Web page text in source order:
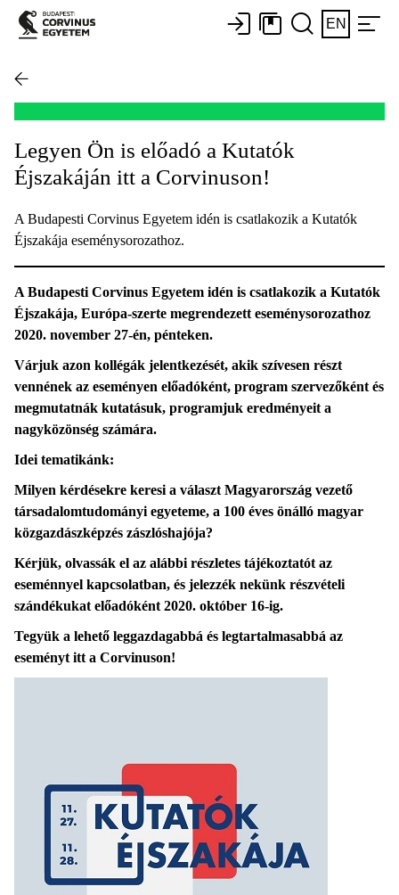
EN
Legyen Ön is előadó a Kutatók
Éjszakáján itt a Corvinuson!
A Budapesti Corvinus Egyetem idén is csatlakozik a Kutatók
Éjszakája eseménysorozathoz.
A Budapesti Corvinus Egyetem idén is csatlakozik a Kutatók
Éjszakája, Európa-szerte megrendezett eseménysorozathoz
2020. november 27-én, pénteken.
Várjuk azon kollégák jelentkezését, akik szívesen részt
vennének az eseményen előadóként, program szervezőként és
megmutatnák kutatásuk, programjuk eredményeit a
nagyközönség számára.
Idei tematikánk:
Milyen kérdésekre keresi a választ Magyarország vezető
társadalomtudományi egyeteme, a 100 éves önálló magyar
közgazdászképzés zászlóshajója?
Kérjük, olvassák el az alábbi részletes tájékoztatót az
eseménnyel kapcsolatban, és jelezzék nekünk részvételi
szándékukat előadóként 2020. október 16-ig.
Tegyük a lehető leggazdagabbá és legtartalmasabbá az
eseményt itt a Corvinuson!